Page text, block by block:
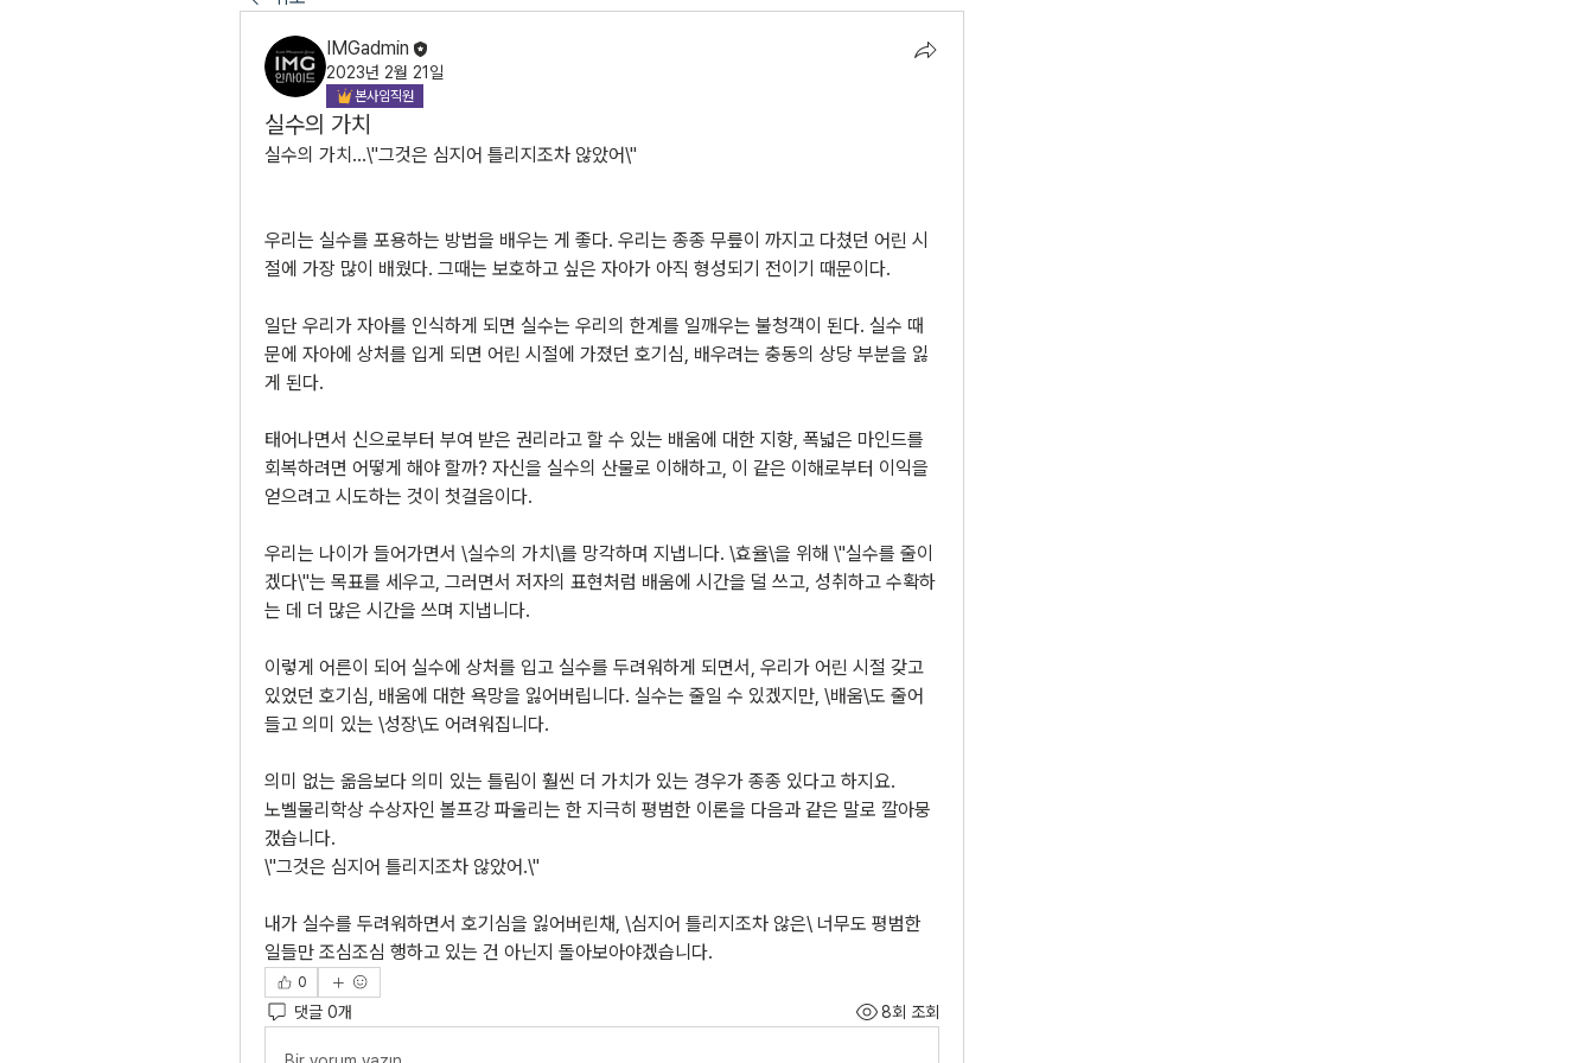
IMGadmin
2023년 2월 21일
본사임직원
실수의 가치
실수의 가치...\"그것은 심지어 틀리지조차 않았어\"
우리는 실수를 포용하는 방법을 배우는 게 좋다. 우리는 종종 무릎이 까지고 다쳤던 어린 시
절에 가장 많이 배웠다. 그때는 보호하고 싶은 자아가 아직 형성되기 전이기 때문이다.
일단 우리가 자아를 인식하게 되면 실수는 우리의 한계를 일깨우는 불청객이 된다. 실수 때
문에 자아에 상처를 입게 되면 어린 시절에 가졌던 호기심, 배우려는 충동의 상당 부분을 잃
게 된다.
태어나면서 신으로부터 부여 받은 권리라고 할 수 있는 배움에 대한 지향, 폭넓은 마인드를
회복하려면 어떻게 해야 할까? 자신을 실수의 산물로 이해하고, 이 같은 이해로부터 이익을
얻으려고 시도하는 것이 첫걸음이다.
우리는 나이가 들어가면서 \실수의 가치\를 망각하며 지냅니다. \효율\을 위해 \"실수를 줄이
겠다\"는 목표를 세우고, 그러면서 저자의 표현처럼 배움에 시간을 덜 쓰고, 성취하고 수확하
는 데 더 많은 시간을 쓰며 지냅니다.
이렇게 어른이 되어 실수에 상처를 입고 실수를 두려워하게 되면서, 우리가 어린 시절 갖고
있었던 호기심, 배움에 대한 욕망을 잃어버립니다. 실수는 줄일 수 있겠지만, \배움\도 줄어
들고 의미 있는 \성장\도 어려워집니다.
의미 없는 옮음보다 의미 있는 틀림이 훨씬 더 가치가 있는 경우가 종종 있다고 하지요.
노벨물리학상 수상자인 볼프강 파울리는 한 지극히 평범한 이론을 다음과 같은 말로 깔아뭉
갰습니다.
\"그것은 심지어 틀리지조차 않았어.\"
내가 실수를 두려워하면서 호기심을 잃어버린채, \심지어 틀리지조차 않은\ 너무도 평범한
일들만 조심조심 행하고 있는 건 아닌지 돌아보아야겠습니다.
0
댓글 0개 8회 조회